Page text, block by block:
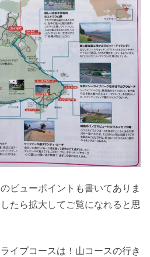
ビューポイントも書いてありま
たら拡大してご覧になれると思
イブコースは！山コースの行き